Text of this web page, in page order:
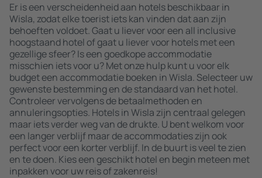
Er is een verscheidenheid aan hotels beschikbaar in
Wisla, zodat elke toerist iets kan vinden dat aan zijn
behoeften voldoet. Gaat u liever voor een all inclusive
hoogstaand hotel of gaat u liever voor hotels met een
gezellige sfeer? Is een goedkope accommodatie
misschien iets voor u? Met onze hulp kunt u voor elk
budget een accommodatie boeken in Wisla. Selecteer uw
gewenste bestemming en de standaard van het hotel.
Controleer vervolgens de betaalmethoden en
annuleringsopties. Hotels in Wisla zijn centraal gelegen
maar iets verder weg van de drukte. U bent welkom voor
een langer verblijf maar de accommodaties zijn ook
perfect voor een korter verblijf. In de buurt is veel te zien
en te doen. Kies een geschikt hotel en begin meteen met
inpakken voor uw reis of zakenreis!